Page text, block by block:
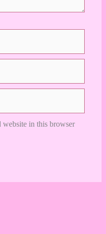
website in this browser